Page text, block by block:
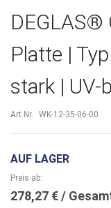
DEGLAS®
Platte |
stark | UV-
Art.Nr. WK-12-35-06-00
AUF LAGER
Preis ab
278,27 €